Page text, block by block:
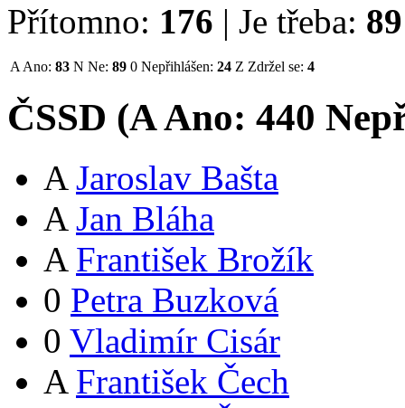
Přítomno: 176 | Je třeba: 89
A Ano: 83 N Ne: 89 0 Nepřihlášen: 24 Z Zdržel se: 4
ČSSD (AAno: 440
A Jaroslav Bašta
A Jan Bláha
A František Brožík
0 Petra Buzková
0 Vladimír Cisár
A František Čech